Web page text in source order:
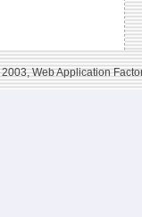
Web Application